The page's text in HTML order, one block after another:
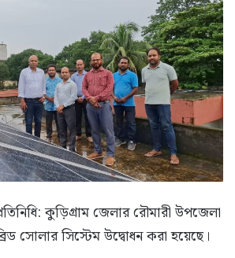
কুড়িগ্রাম জেলার রৌমারী উপজেলা
সোলার সিস্টেম উদ্বোধন করা হয়েছে।